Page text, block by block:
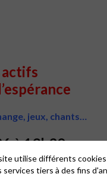
actifs
jeux, chants…
à 19h30
utilise différents
services tiers à des fins